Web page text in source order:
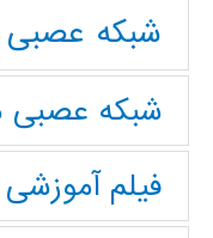
شبکه عصبی
شبکه عصبی
فیلم آموزشی